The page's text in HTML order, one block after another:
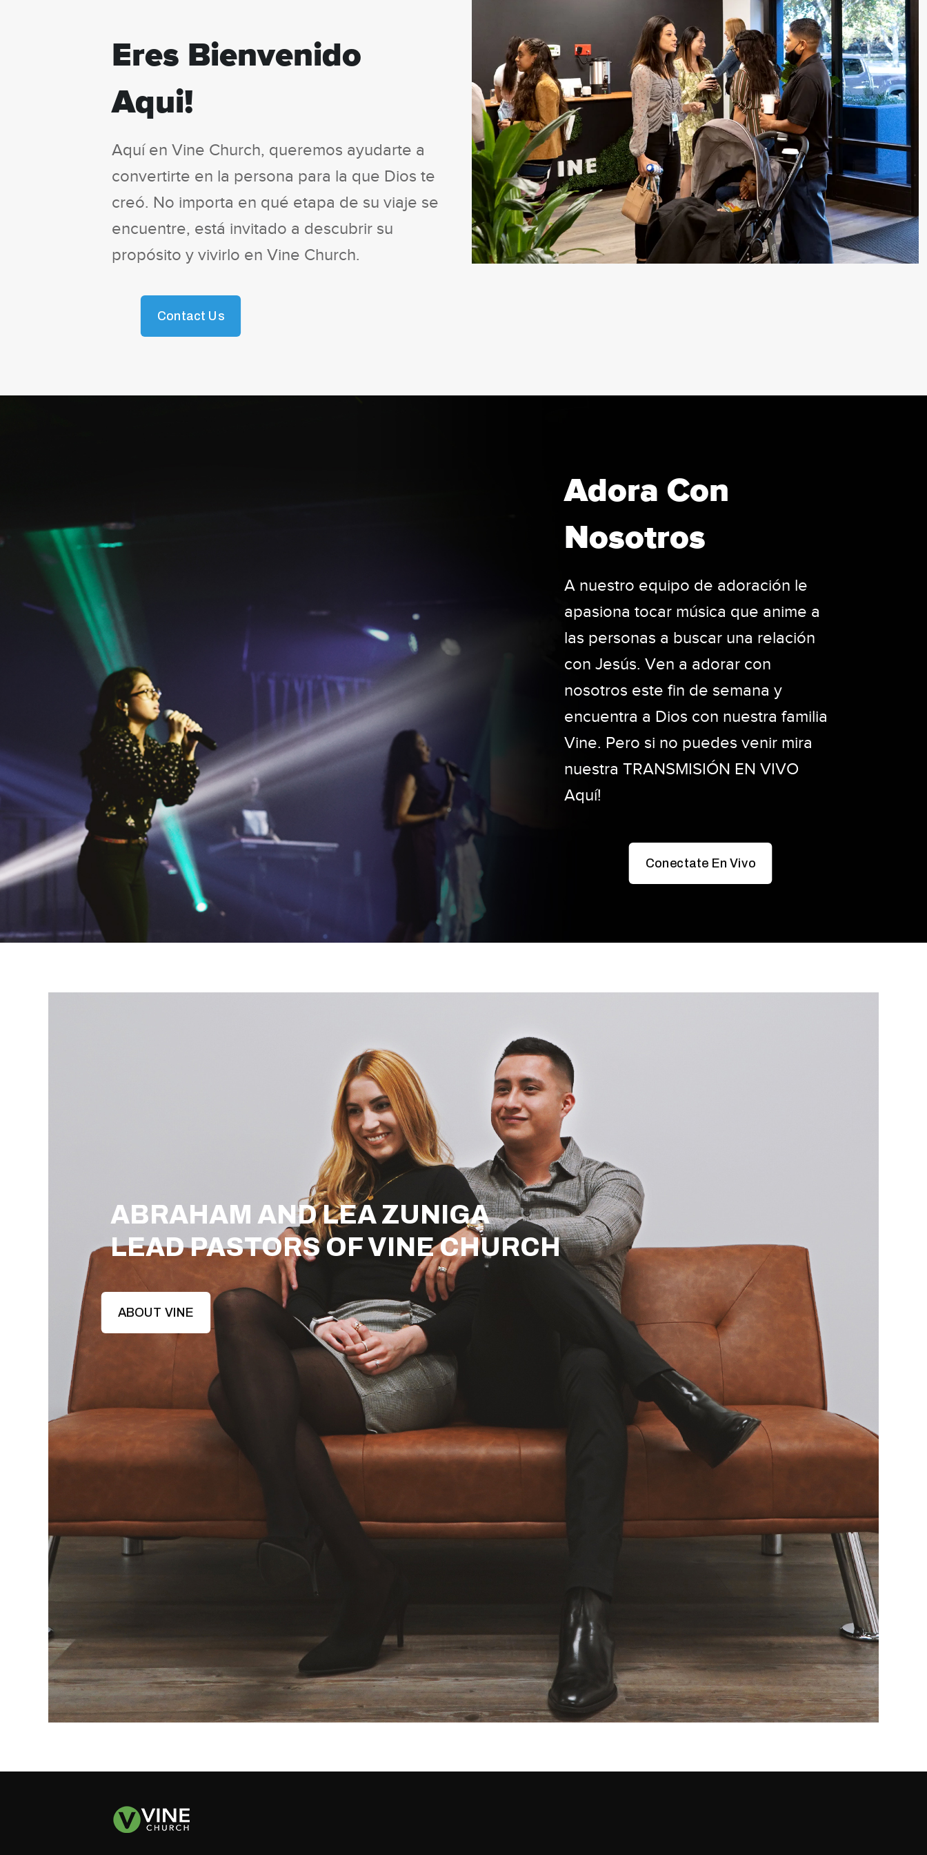
Eres Bienvenido
Aqui!
Aquí en Vine Church, queremos ayudarte a
convertirte en la persona para la que Dios te
creó. No importa en qué etapa de su viaje se
encuentre, está invitado a descubrir su
propósito y vivirlo en Vine Church.
Contact Us
Adora Con
Nosotros
A nuestro equipo de adoración le
apasiona tocar música que anime a
las personas a buscar una relación
con Jesús. Ven a adorar con
nosotros este fin de semana y
encuentra a Dios con nuestra familia
Vine. Pero si no puedes venir mira
nuestra TRANSMISIÓN EN VIVO
Aquí!
Conectate En Vivo
ABRAHAM AND LEA ZUNIGA
LEAD PASTORS OF VINE CHURCH
ABOUT VINE